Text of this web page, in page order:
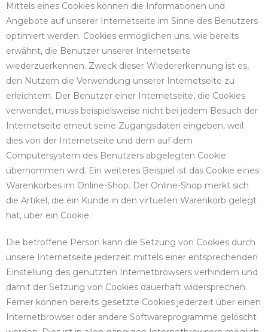
Mittels eines Cookies können die Informationen und
Angebote auf unserer Internetseite im Sinne des Benutzers
optimiert werden. Cookies ermöglichen uns, wie bereits
erwähnt, die Benutzer unserer Internetseite
wiederzuerkennen. Zweck dieser Wiedererkennung ist es,
den Nutzern die Verwendung unserer Internetseite zu
erleichtern. Der Benutzer einer Internetseite, die Cookies
verwendet, muss beispielsweise nicht bei jedem Besuch der
Internetseite erneut seine Zugangsdaten eingeben, weil
dies von der Internetseite und dem auf dem
Computersystem des Benutzers abgelegten Cookie
übernommen wird. Ein weiteres Beispiel ist das Cookie eines
Warenkorbes im Online-Shop. Der Online-Shop merkt sich
die Artikel, die ein Kunde in den virtuellen Warenkorb gelegt
hat, über ein Cookie.
Die betroffene Person kann die Setzung von Cookies durch
unsere Internetseite jederzeit mittels einer entsprechenden
Einstellung des genutzten Internetbrowsers verhindern und
damit der Setzung von Cookies dauerhaft widersprechen.
Ferner können bereits gesetzte Cookies jederzeit über einen
Internetbrowser oder andere Softwareprogramme gelöscht